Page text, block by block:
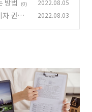
방법 (0) 2022.08.05
자 권리
2022.08.03